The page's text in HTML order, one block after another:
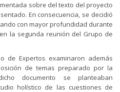
sobre del texto del proyecto
En consecuencia, se decidió
con mayor profundidad durante
la segunda reunión del Grupo de
de Expertos examinaron además
de temas preparado por la
documento se planteaban
holístico de las cuestiones de